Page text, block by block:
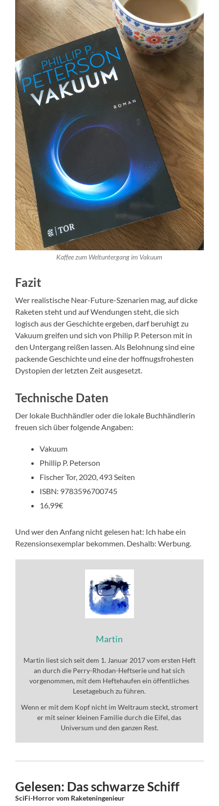
Kaffee zum Weltuntergang im Vakuum
Fazit
Wer realistische Near-Future-Szenarien mag, auf dicke
Raketen steht und auf Wendungen steht, die sich
logisch aus der Geschichte ergeben, darf beruhigt zu
Vakuum greifen und sich von Philip P. Peterson mit in
den Untergang reißen lassen. Als Belohnung sind eine
packende Geschichte und eine der hoffnugsfrohesten
Dystopien der letzten Zeit ausgesetzt.
Technische Daten
Der lokale Buchhändler oder die lokale Buchhändlerin
freuen sich über folgende Angaben:
Vakuum
Phillip P. Peterson
Fischer Tor, 2020, 493 Seiten
ISBN: 9783596700745
16,99€
Und wer den Anfang nicht gelesen hat: Ich habe ein
Rezensionsexemplar bekommen. Deshalb: Werbung.
Martin
Martin liest sich seit dem 1. Januar 2017 vom ersten Heft
an durch die Perry-Rhodan-Heftserie und hat sich
vorgenommen, mit dem Heftehaufen ein öffentliches
Lesetagebuch zu führen.
Wenn er mit dem Kopf nicht im Weltraum steckt, stromert
er mit seiner kleinen Familie durch die Eifel, das
Universum und den ganzen Rest.
Gelesen: Das schwarze Schiff
SciFi-Horror vom Raketeningenieur